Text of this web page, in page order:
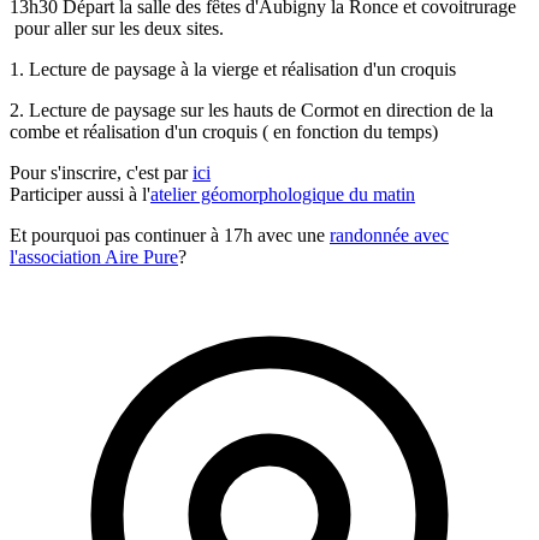
13h30 Départ la salle des fêtes d'Aubigny la Ronce et covoitrurage
pour aller sur les deux sites.
1. Lecture de paysage à la vierge et réalisation d'un croquis
2. Lecture de paysage sur les hauts de Cormot en direction de la
combe et réalisation d'un croquis ( en fonction du temps)
Pour s'inscrire, c'est parici
Participer aussi à l'atelier géomorphologique du matin
Et pourquoi pas continuer à 17h avec une randonnée avec
l'association Aire Pure?